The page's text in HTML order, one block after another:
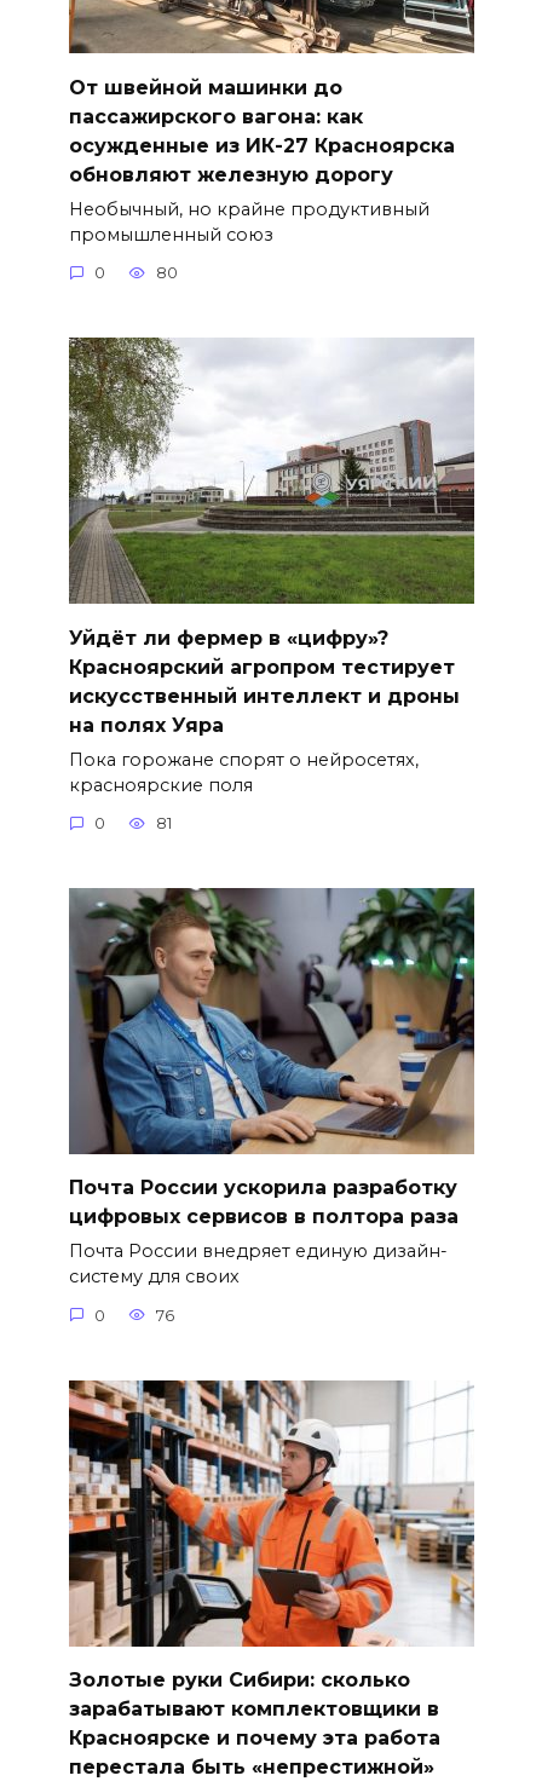
От швейной машинки до
пассажирского вагона: как
осужденные из ИК-27 Красноярска
обновляют железную дорогу
Необычный, но крайне продуктивный
промышленный союз
0 80
Уйдёт ли фермер в «цифру»?
Красноярский агропром тестирует
искусственный интеллект и дроны
на полях Уяра
Пока горожане спорят о нейросетях,
красноярские поля
0 81
Почта России ускорила разработку
цифровых сервисов в полтора раза
Почта России внедряет единую дизайн-
систему для своих
0 76
Золотые руки Сибири: сколько
зарабатывают комплектовщики в
Красноярске и почему эта работа
перестала быть «непрестижной»